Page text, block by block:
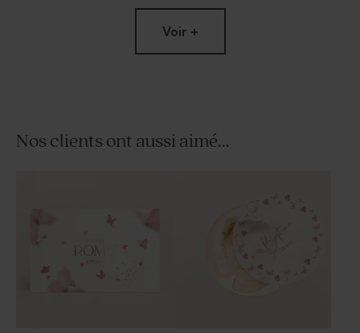
Voir +
Nos clients ont aussi aimé...